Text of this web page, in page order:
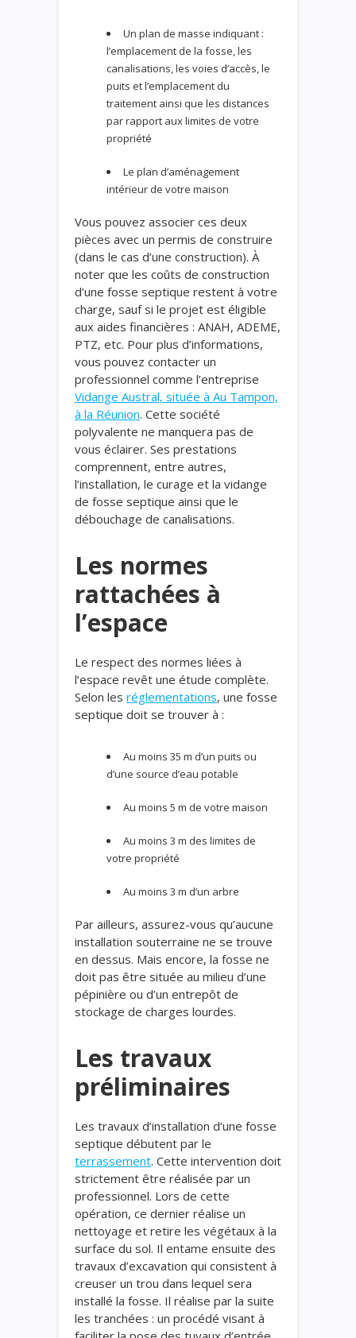
Un plan de masse indiquant :
l’emplacement de la fosse, les
canalisations, les voies d’accès, le
puits et l’emplacement du
traitement ainsi que les distances
par rapport aux limites de votre
propriété
Le plan d’aménagement
intérieur de votre maison
Vous pouvez associer ces deux
pièces avec un permis de construire
(dans le cas d’une construction). À
noter que les coûts de construction
d’une fosse septique restent à votre
charge, sauf si le projet est éligible
aux aides financières : ANAH, ADEME,
PTZ, etc. Pour plus d’informations,
vous pouvez contacter un
professionnel comme l’entreprise
Vidange Austral, située à Au Tampon,
à la Réunion. Cette société
polyvalente ne manquera pas de
vous éclairer. Ses prestations
comprennent, entre autres,
l’installation, le curage et la vidange
de fosse septique ainsi que le
débouchage de canalisations.
Les normes
rattachées à
l’espace
Le respect des normes liées à
l’espace revêt une étude complète.
Selon les réglementations, une fosse
septique doit se trouver à :
Au moins 35 m d’un puits ou
d’une source d’eau potable
Au moins 5 m de votre maison
Au moins 3 m des limites de
votre propriété
Au moins 3 m d’un arbre
Par ailleurs, assurez-vous qu’aucune
installation souterraine ne se trouve
en dessus. Mais encore, la fosse ne
doit pas être située au milieu d’une
pépinière ou d’un entrepôt de
stockage de charges lourdes.
Les travaux
préliminaires
Les travaux d’installation d’une fosse
septique débutent par le
terrassement. Cette intervention doit
strictement être réalisée par un
professionnel. Lors de cette
opération, ce dernier réalise un
nettoyage et retire les végétaux à la
surface du sol. Il entame ensuite des
travaux d’excavation qui consistent à
creuser un trou dans lequel sera
installé la fosse. Il réalise par la suite
les tranchées : un procédé visant à